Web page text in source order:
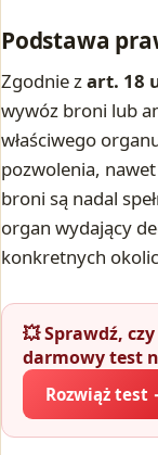
Podstawa
Zgodnie zart. 18
wywóz broni lub
właściwego
pozwolenia,
broni są nadal
organ wydający
konkretnych
💥 Sprawdź,
darmowy test
Rozwiąż test